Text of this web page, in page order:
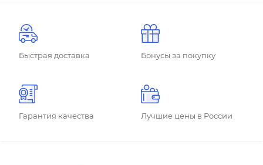
Быстрая доставка Бонусы за покупку
Гарантия качества Лучшие цены в России